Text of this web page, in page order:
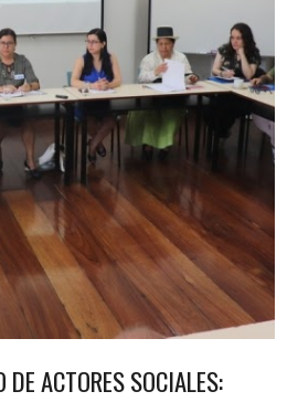
DE ACTORES SOCIALES: